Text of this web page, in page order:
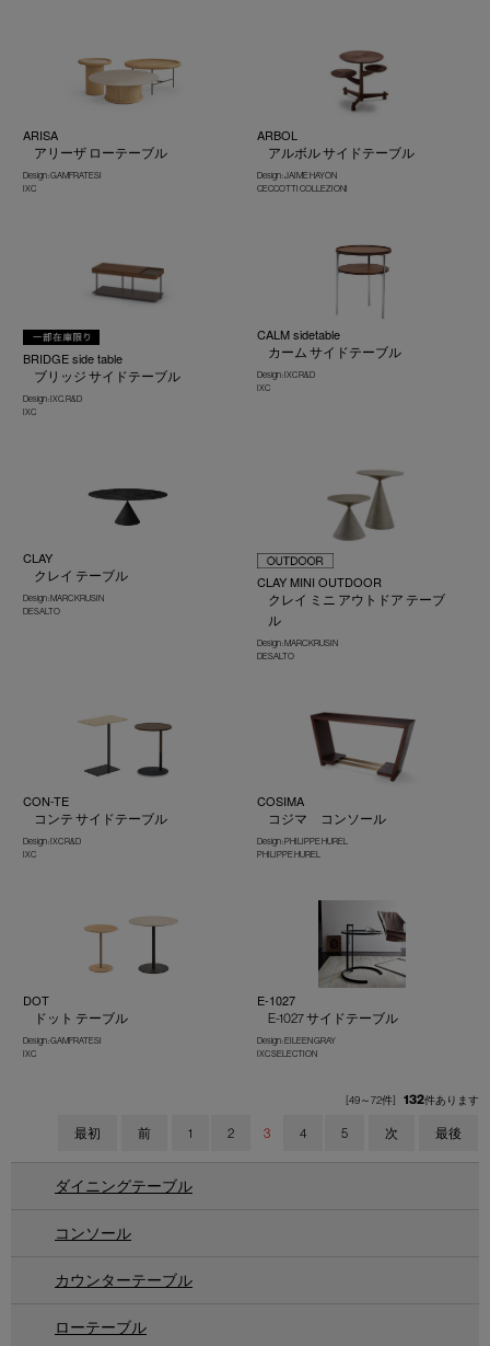
ARISA
アリーザ ローテーブル
Design : GAMFRATESI
IXC
ARBOL
アルボル サイドテーブル
Design : JAIME HAYON
CECCOTTI COLLEZIONI
BRIDGE side table
ブリッジ サイドテーブル
Design : IXC. R&D
IXC
CALM sidetable
カーム サイドテーブル
Design : IXC R&D
IXC
CLAY
クレイ テーブル
Design : MARC KRUSIN
DESALTO
CLAY MINI OUTDOOR
クレイ ミニ アウトドア テーブ
ル
Design : MARC KRUSIN
DESALTO
CON-TE
コンテ サイドテーブル
Design : IXC R&D
IXC
COSIMA
コジマ コンソール
Design : PHILIPPE HUREL
PHILIPPE HUREL
DOT
ドット テーブル
Design : GAMFRATESI
IXC
E-1027
E-1027 サイドテーブル
Design : EILEEN GRAY
IXC SELECTION
[49～72件] 132件あります
最初 前 1 2 3 4 5 次 最後
ダイニングテーブル
コンソール
カウンターテーブル
ローテーブル